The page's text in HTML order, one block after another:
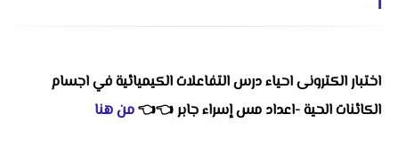
اختبار الكترونى احياء درس التفاعلات الكيميائية في اجسام
الكائنات الحية -اعداد مس إسراء جابر👈
👈من هنا